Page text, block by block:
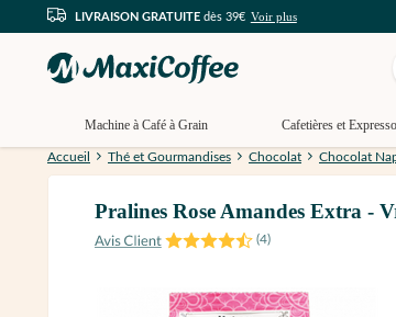
LIVRAISON GRATUITE dès 39€ Voir plus
Machine à Café à Grain Cafetières et Expresso
Accueil Thé et Gourmandises Chocolat Chocolat
Pralines Rose Amandes Extra -
(4)